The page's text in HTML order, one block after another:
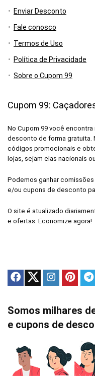
Enviar Desconto
Fale conosco
Termos de Uso
Política de Privacidade
Sobre o Cupom 99
Cupom 99:
No Cupom 99 você
desconto de forma gratuita.
códigos promocionais e
lojas, sejam elas nacionais
Podemos ganhar
e/ou cupons de desconto
O site é atualizado
e ofertas. Economize agora!
Somos milhares
e cupons de